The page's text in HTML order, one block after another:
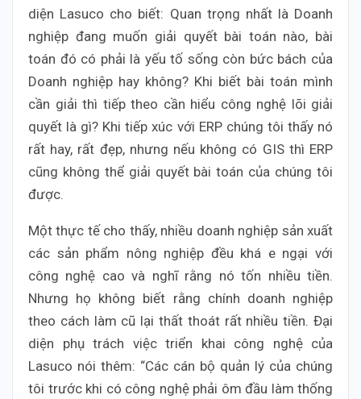
diện Lasuco cho biết: Quan trọng nhất là Doanh
nghiệp đang muốn giải quyết bài toán nào, bài
toán đó có phải là yếu tố sống còn bức bách của
Doanh nghiệp hay không? Khi biết bài toán mình
cần giải thì tiếp theo cần hiểu công nghệ lõi giải
quyết là gì? Khi tiếp xúc với ERP chúng tôi thấy nó
rất hay, rất đẹp, nhưng nếu không có GIS thì ERP
cũng không thể giải quyết bài toán của chúng tôi
được.
Một thực tế cho thấy, nhiều doanh nghiệp sản xuất
các sản phẩm nông nghiệp đều khá e ngại với
công nghệ cao và nghĩ rằng nó tốn nhiều tiền.
Nhưng họ không biết rằng chính doanh nghiệp
theo cách làm cũ lại thất thoát rất nhiều tiền. Đại
diện phụ trách việc triển khai công nghệ của
Lasuco nói thêm: “Các cán bộ quản lý của chúng
tôi trước khi có công nghệ phải ôm đầu làm thống